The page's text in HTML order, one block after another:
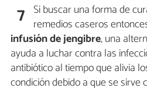
7 Si buscar una forma de
remedios caseros
infusión de jengibre, una
ayuda a luchar contra las
antibiótico al tiempo que alivia
condición debido a que se sirve